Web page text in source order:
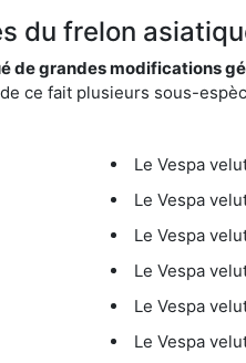
du frelon
de grandes modifications
ce fait plusieurs sous-
Le Vespa
Le Vespa
Le Vespa
Le Vespa
Le Vespa
Le Vespa